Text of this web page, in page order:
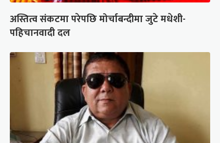
अस्तित्व संकटमा परेपछि मोर्चाबन्दीमा जुटे मधेशी-
पहिचानवादी दल